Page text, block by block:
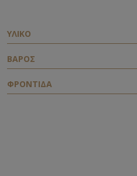
ΥΛΙΚΟ
ΒΑΡΟΣ
ΦΡΟΝΤΙΔΑ